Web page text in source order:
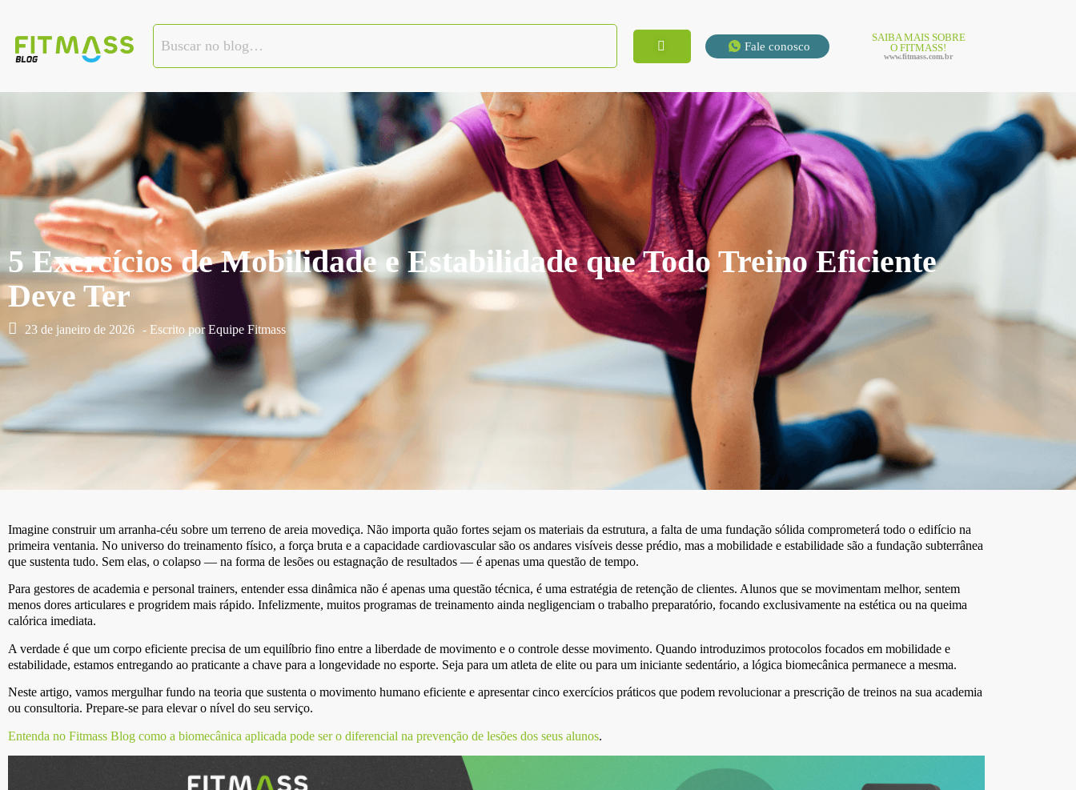
Fale conosco
SAIBA MAIS SOBRE
O FITMASS!
www.fitmass.com.br
5 Exercícios de Mobilidade e Estabilidade que Todo Treino Eficiente
Deve Ter
23 de janeiro de 2026 - Escrito por Equipe Fitmass
Imagine construir um arranha-céu sobre um terreno de areia movediça. Não importa quão fortes sejam os materiais da estrutura, a falta de uma fundação sólida comprometerá todo o edifício na
primeira ventania. No universo do treinamento físico, a força bruta e a capacidade cardiovascular são os andares visíveis desse prédio, mas a mobilidade e estabilidade são a fundação subterrânea
que sustenta tudo. Sem elas, o colapso — na forma de lesões ou estagnação de resultados — é apenas uma questão de tempo.
Para gestores de academia e personal trainers, entender essa dinâmica não é apenas uma questão técnica, é uma estratégia de retenção de clientes. Alunos que se movimentam melhor, sentem
menos dores articulares e progridem mais rápido. Infelizmente, muitos programas de treinamento ainda negligenciam o trabalho preparatório, focando exclusivamente na estética ou na queima
calórica imediata.
A verdade é que um corpo eficiente precisa de um equilíbrio fino entre a liberdade de movimento e o controle desse movimento. Quando introduzimos protocolos focados em mobilidade e
estabilidade, estamos entregando ao praticante a chave para a longevidade no esporte. Seja para um atleta de elite ou para um iniciante sedentário, a lógica biomecânica permanece a mesma.
Neste artigo, vamos mergulhar fundo na teoria que sustenta o movimento humano eficiente e apresentar cinco exercícios práticos que podem revolucionar a prescrição de treinos na sua academia
ou consultoria. Prepare-se para elevar o nível do seu serviço.
Entenda no Fitmass Blog como a biomecânica aplicada pode ser o diferencial na prevenção de lesões dos seus alunos.